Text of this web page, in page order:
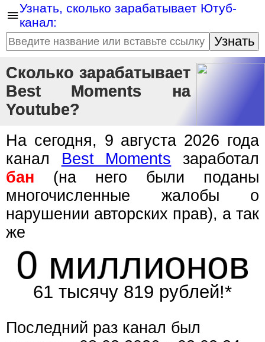
Узнать, сколько зарабатывает Ютуб-
канал:
Узнать
Сколько зарабатывает
Best Moments на
Youtube?
На сегодня, 9 августа 2026 года
канал Best Moments заработал
бан (на него были поданы
многочисленные жалобы о
нарушении авторских прав), а так
же
0 миллионов
61 тысячу 819 рублей!*
Последний раз канал был